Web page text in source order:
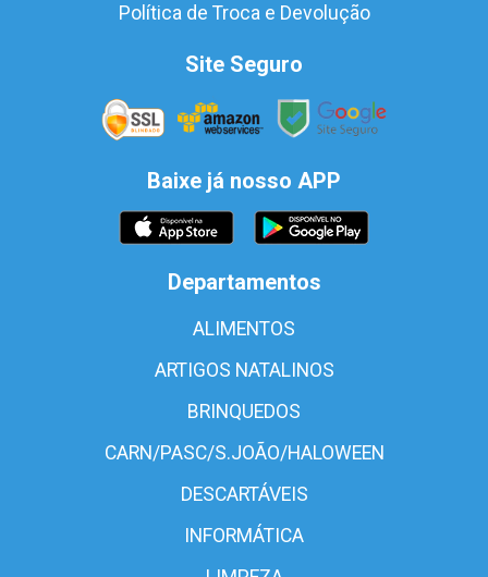
Política de Troca e Devolução
Site Seguro
Baixe já nosso APP
Departamentos
ALIMENTOS
ARTIGOS NATALINOS
BRINQUEDOS
CARN/PASC/S.JOÃO/HALOWEEN
DESCARTÁVEIS
INFORMÁTICA